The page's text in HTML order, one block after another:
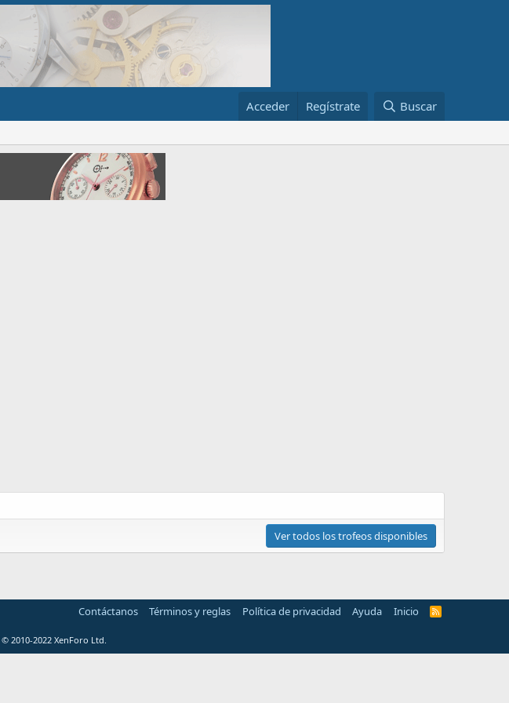
Acceder Regístrate Buscar
Ver todos los trofeos disponibles
Contáctanos Términos y reglas Política de privacidad Ayuda Inicio
R
© 2010-2022 XenForo Ltd.